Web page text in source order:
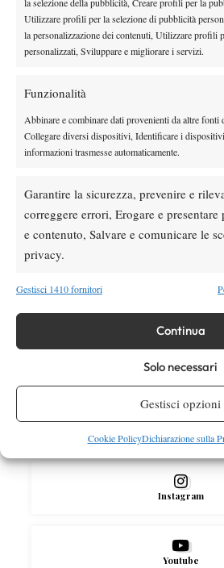
Utilizzare profili per la selezione di pubblicità
la personalizzazione dei contenuti, Utilizzare profili
personalizzati, Sviluppare e migliorare i servizi.
Funzionalità
Abbinare e combinare dati provenienti da altre fonti
Collegare diversi dispositivi, Identificare i
informazioni trasmesse automaticamente.
Garantire la sicurezza, prevenire e
correggere errori, Erogare e presentare
e contenuto, Salvare e comunicare le
privacy.
Gestisci 1410 fornitori
Continua
Solo necessari
Gestisci opzioni
Cookie PolicyDichiarazione sulla
rischio?
Atp News
Atp News
Draper torna in campo
Atp News
Masters 1000
SOCIAL
Facebook
Instagram
Youtube